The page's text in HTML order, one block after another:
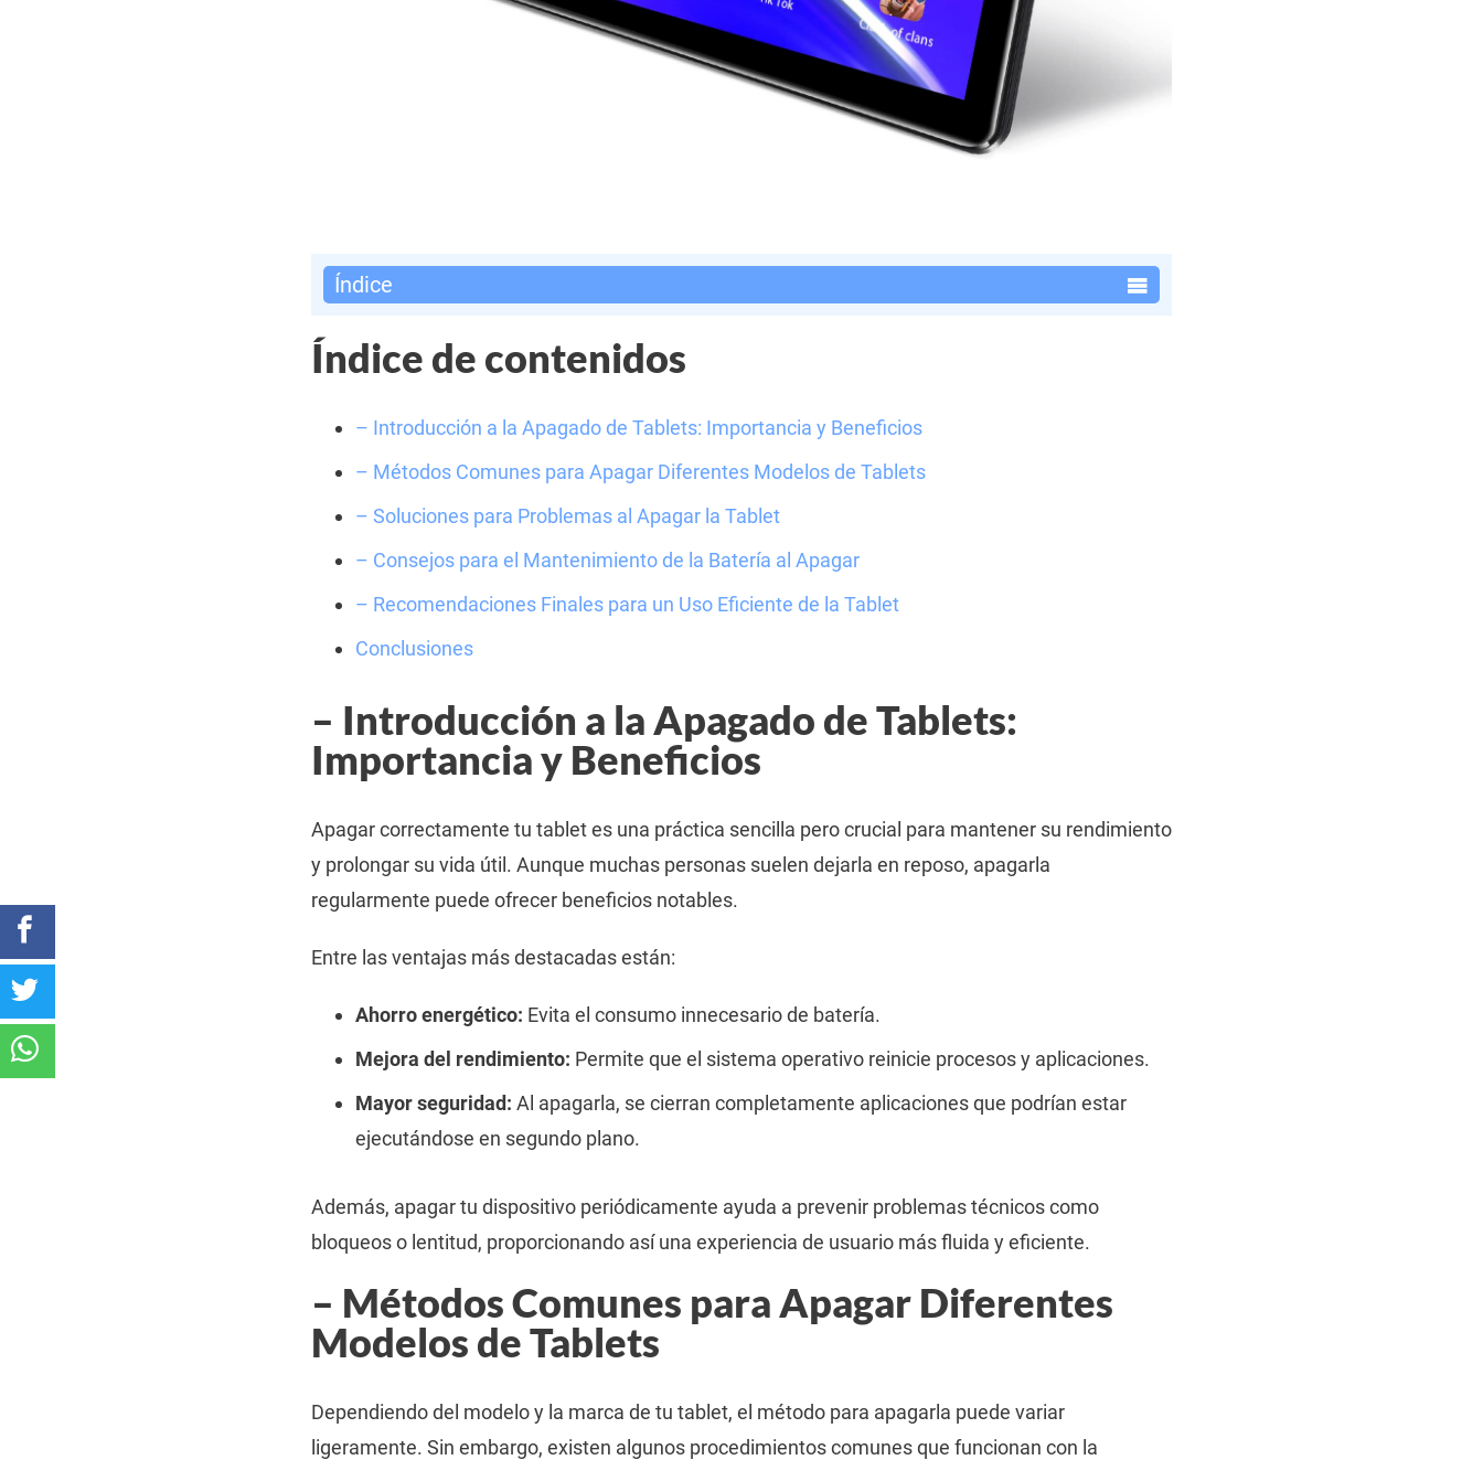
Índice
Índice de contenidos
– Introducción a la Apagado de Tablets: Importancia y Beneficios
– Métodos Comunes para Apagar Diferentes Modelos de Tablets
– Soluciones para Problemas al Apagar la Tablet
– Consejos para el Mantenimiento de la Batería al Apagar
– Recomendaciones Finales para un Uso Eficiente de la Tablet
Conclusiones
– Introducción a la Apagado de Tablets:
Importancia y Beneficios
Apagar correctamente tu tablet es una práctica sencilla pero crucial para mantener su rendimiento
y prolongar su vida útil. Aunque muchas personas suelen dejarla en reposo, apagarla
regularmente puede ofrecer beneficios notables.
Entre las ventajas más destacadas están:
Ahorro energético: Evita el consumo innecesario de batería.
Mejora del rendimiento: Permite que el sistema operativo reinicie procesos y aplicaciones.
Mayor seguridad: Al apagarla, se cierran completamente aplicaciones que podrían estar
ejecutándose en segundo plano.
Además, apagar tu dispositivo periódicamente ayuda a prevenir problemas técnicos como
bloqueos o lentitud, proporcionando así una experiencia de usuario más fluida y eficiente.
– Métodos Comunes para Apagar Diferentes
Modelos de Tablets
Dependiendo del modelo y la marca de tu tablet, el método para apagarla puede variar
ligeramente. Sin embargo, existen algunos procedimientos comunes que funcionan con la